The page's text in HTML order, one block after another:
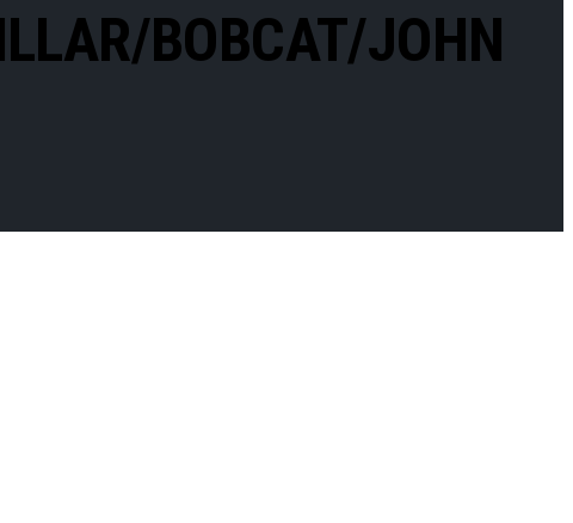
BOBCAT/JOHN